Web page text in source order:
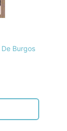
De Burgos